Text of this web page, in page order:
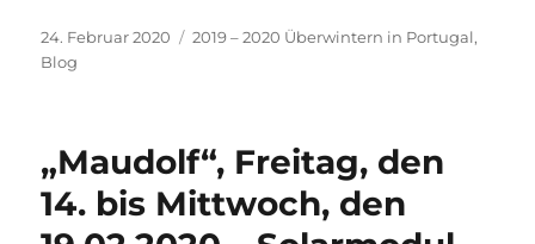
Veröffentlicht
am
24. Februar 2020 Kategorien
2019 – 2020 Überwintern in Portugal,
Blog
„Maudolf“, Freitag, den
14. bis Mittwoch, den